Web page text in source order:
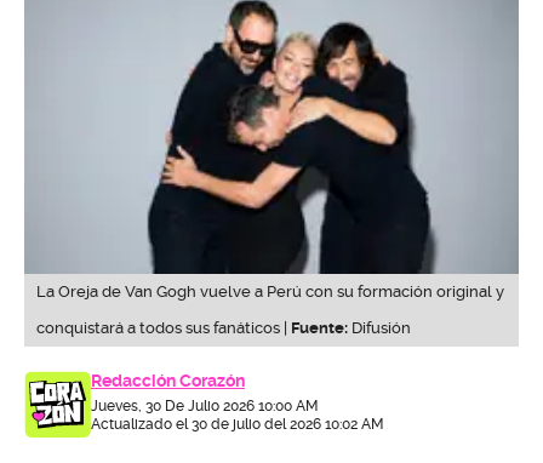
La Oreja de Van Gogh vuelve a Perú con su formación original y
conquistará a todos sus fanáticos | Fuente: Difusión
Redacción Corazón
Jueves, 30 De Julio 2026 10:00 AM
Actualizado el 30 de julio del 2026 10:02 AM